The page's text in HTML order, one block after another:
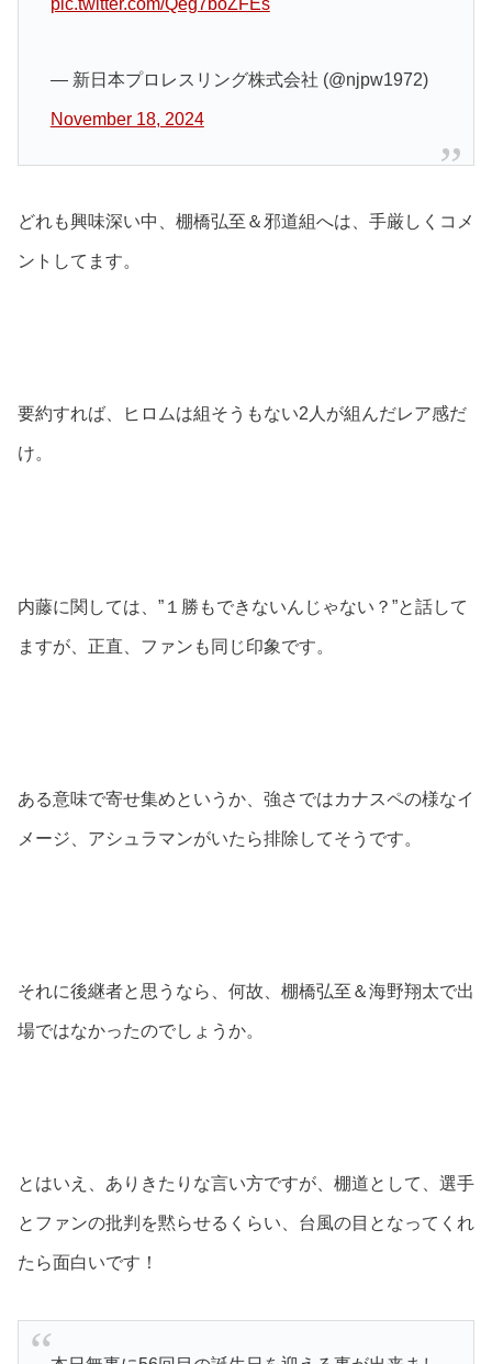
— 新日本プロレスリング株式会社 (@njpw1972)
November 18, 2024
どれも興味深い中、棚橋弘至＆邪道組へは、手厳しくコメ
ントしてます。
要約すれば、ヒロムは組そうもない2人が組んだレア感だ
け。
内藤に関しては、”１勝もできないんじゃない？”と話して
ますが、正直、ファンも同じ印象です。
ある意味で寄せ集めというか、強さではカナスペの様なイ
メージ、アシュラマンがいたら排除してそうです。
それに後継者と思うなら、何故、棚橋弘至＆海野翔太で出
場ではなかったのでしょうか。
とはいえ、ありきたりな言い方ですが、棚道として、選手
とファンの批判を黙らせるくらい、台風の目となってくれ
たら面白いです！